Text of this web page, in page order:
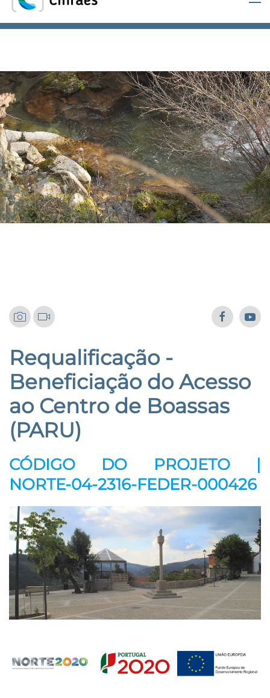
.
Requalificação -
Beneficiação do Acesso
ao Centro de Boassas
(PARU)
CÓDIGO DO PROJETO |
NORTE-04-2316-FEDER-000426